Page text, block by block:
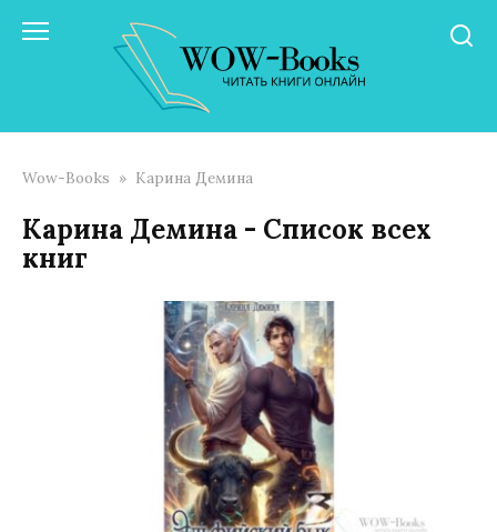
Wow-Books » Карина Демина
Карина Демина - Список всех
книг